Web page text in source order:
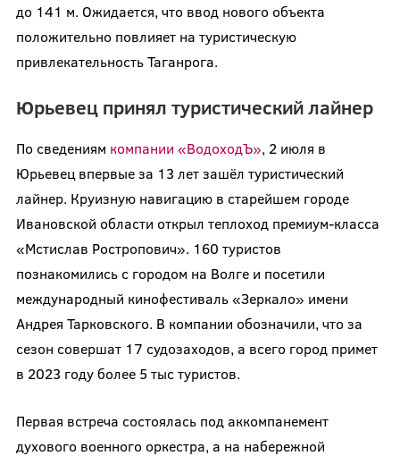
до 141 м. Ожидается, что ввод нового объекта
положительно повлияет на туристическую
привлекательность Таганрога.
Юрьевец принял туристический лайнер
По сведениям компании «ВодоходЪ», 2 июля в
Юрьевец впервые за 13 лет зашёл туристический
лайнер. Круизную навигацию в старейшем городе
Ивановской области открыл теплоход премиум-класса
«Мстислав Ростропович». 160 туристов
познакомились с городом на Волге и посетили
международный кинофестиваль «Зеркало» имени
Андрея Тарковского. В компании обозначили, что за
сезон совершат 17 судозаходов, а всего город примет
в 2023 году более 5 тыс туристов.
Первая встреча состоялась под аккомпанемент
духового военного оркестра, а на набережной